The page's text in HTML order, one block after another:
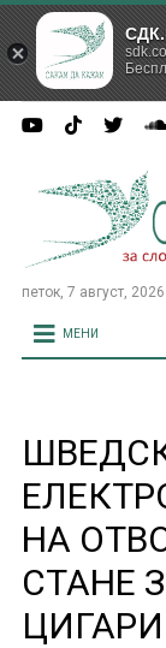
петок, 7 август, 2026
МЕНИ
НА
СТАНЕ
ЦИГАРИ